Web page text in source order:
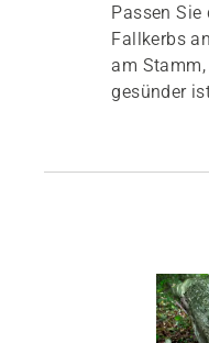
Passen Sie
Fallkerbs
am
gesünder